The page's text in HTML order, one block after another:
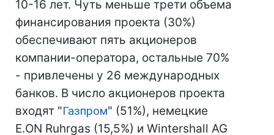
10-16 лет. Чуть меньше трети объема
финансирования проекта (30%)
обеспечивают пять акционеров
компании-оператора, остальные 70%
- привлечены у 26 международных
банков. В число акционеров проекта
входят "Газпром" (51%), немецкие
E.ON Ruhrgas (15,5%) и Wintershall AG